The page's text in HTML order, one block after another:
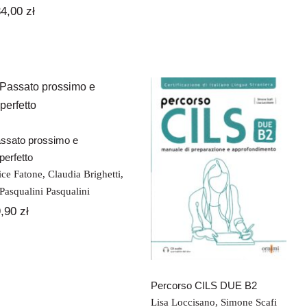
zł
Passato prossimo
e imperfetto
prossimo e
Fatone, Claudia Brighetti,
Pasqualini
zł
Percorso CILS
DUE B2
Percorso CILS DUE B2
Lisa Loccisano, Simone Scafi